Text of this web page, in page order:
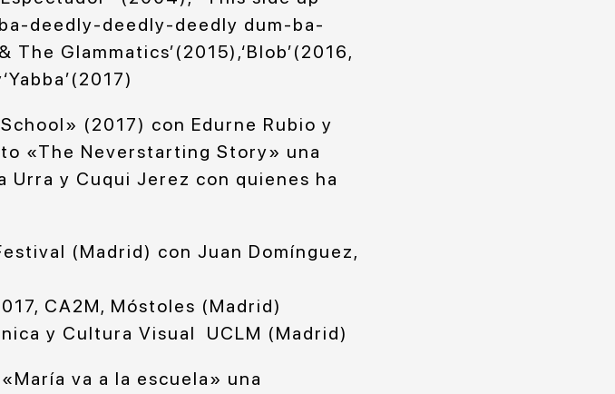
deedly-deedly-deedly dum-ba-
Glammatics’(2015),‘Blob’(2016,
(2017) con Edurne Rubio y
«The Neverstarting Story» una
Urra y Cuqui Jerez con quienes ha
(Madrid) con Juan Domínguez,
CA2M, Móstoles (Madrid)
y Cultura Visual UCLM (Madrid)
va a la escuela» una